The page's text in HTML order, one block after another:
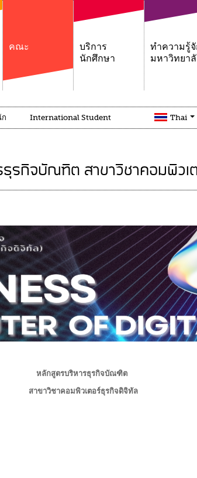
คณะ
บริการ
นักศึกษา
ทำความรู้
มหาวิทยา
International Student Thai
รกิจบัณฑิต สาขาวิชาคอมพิวเ
หลักสูตรบริหารธุรกิจบัณฑิต
สาขาวิชาคอมพิวเตอร์ธุรกิจดิจิทัล